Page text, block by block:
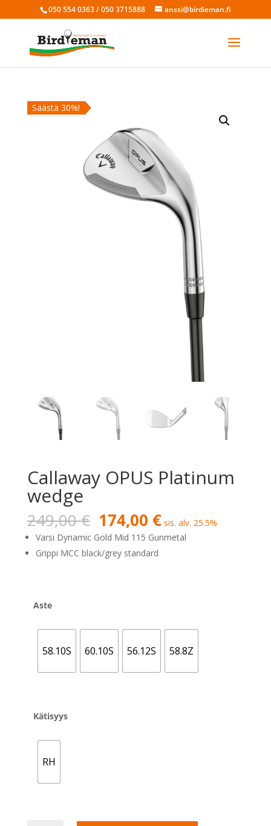
050 554 0363 / 050 3715888 anssi@birdieman.fi
Säästä 30%!
Callaway OPUS Platinum
wedge
249,00€ Alkuperäinen
hinta
oli:
249,00 €.
174,00 €Nykyinen
hinta
on:
sis. alv. 25.5%
Varsi Dynamic Gold Mid 115 Gunmetal
Grippi MCC black/grey standard
Aste
58.10S 60.10S 56.12S 58.8Z
Kätisyys
RH